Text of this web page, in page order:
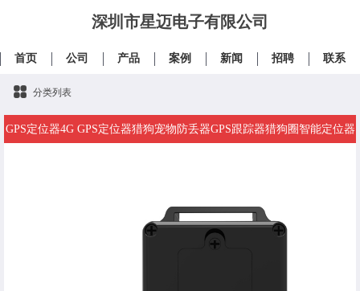
深圳市星迈电子有限公司
首页 公司 产品 案例 新闻 招聘 联系
分类列表
GPS定位器4G GPS定位器猎狗宠物防丢器GPS跟踪器猎狗圈智能定位器